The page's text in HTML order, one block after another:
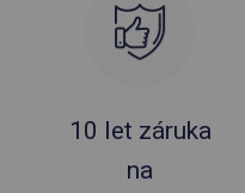
10 let záruka
na